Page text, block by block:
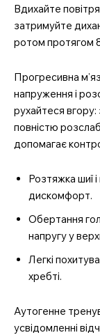
Вдихайте
затримуйте
ротом протягом
Прогресивна
напруження і
рухайтеся вгору:
повністю
допомагає
Розтяжка шиї
дискомфорт.
Обертання
напругу у
Легкі
хребті.
Аутогенне
усвідомленні